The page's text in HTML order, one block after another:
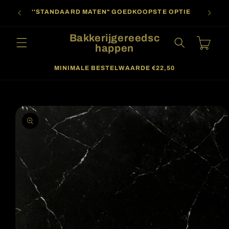
naar de
''STANDAARD MATEN" GOEDKOOPSTE OPTIE
Bakkerijgereedsc
happen
Winkelwagen
MINIMALE BESTELWAARDE €22,50
direct naar